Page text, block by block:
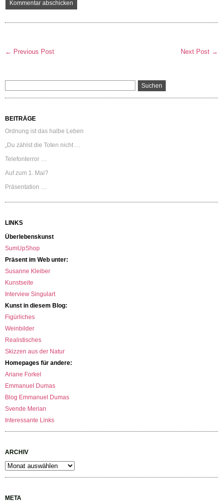
← Previous Post Next Post →
BEITRÄGE
Ordnung ist das halbe Leben
„Du zählst die Toten nicht …
Telefonterror …
Auf zum 1. Mai?
Präsentation …
LINKS
Überlebenskunst
SumUpShop
Präsent im Web unter:
Susanne Kleiber
Kunstseite
Interview Singulart
Kunst in diesem Blog:
Figürliches
Weinbilder
Realistisches
Skizzen aus der Natur
Homepages für andere:
Ariane Forkel
Emmanuel Dumas
Blog Emmanuel Dumas
Svende Merian
Interessante Links
ARCHIV
Archiv
META